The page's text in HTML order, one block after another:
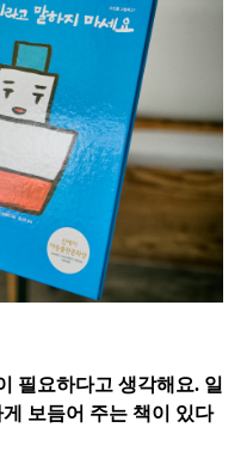
필요하다고 생각해요. 일
보듬어 주는 책이 있다